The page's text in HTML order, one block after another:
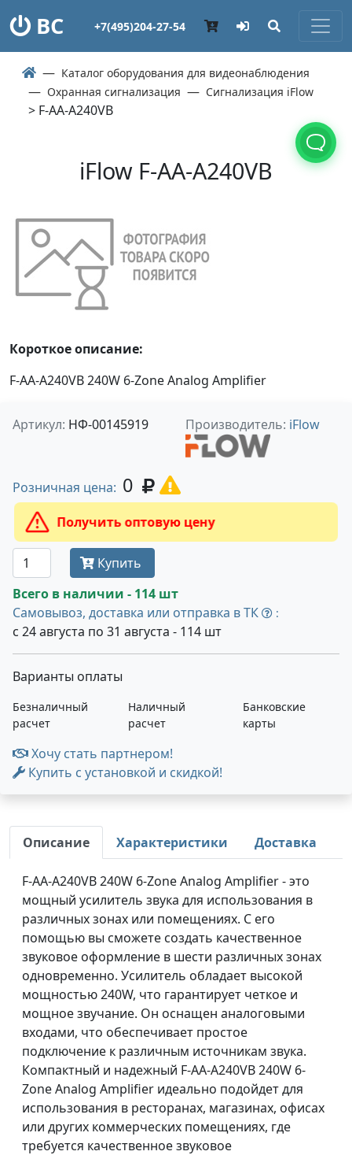
ВС +7(495)204-27-54
Каталог оборудования для видеонаблюдения
Охранная сигнализация
Сигнализация iFlow
> F-AA-A240VB
iFlow F-AA-A240VB
Короткое описание:
F-AA-A240VB 240W 6-Zone Analog Amplifier
Артикул: НФ-00145919 Производитель: iFlow
Розничная цена: 0
Получить оптовую цену
Купить
Всего в наличии - 114 шт
Самовывоз, доставка или отправка в ТК
:
с 24 августа по 31 августа - 114 шт
Варианты оплаты
Безналичный
расчет
Наличный
расчет
Банковские
карты
Хочу стать партнером!
Купить с установкой и скидкой!
Описание Характеристики Доставка
F-AA-A240VB 240W 6-Zone Analog Amplifier - это
мощный усилитель звука для использования в
различных зонах или помещениях. С его
помощью вы сможете создать качественное
звуковое оформление в шести различных зонах
одновременно. Усилитель обладает высокой
мощностью 240W, что гарантирует четкое и
мощное звучание. Он оснащен аналоговыми
входами, что обеспечивает простое
подключение к различным источникам звука.
Компактный и надежный F-AA-A240VB 240W 6-
Zone Analog Amplifier идеально подойдет для
использования в ресторанах, магазинах, офисах
или других коммерческих помещениях, где
требуется качественное звуковое